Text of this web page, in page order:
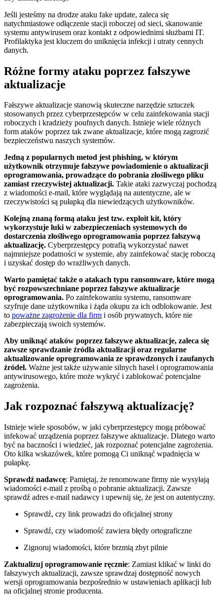
Jeśli jesteśmy na drodze ataku fake update, zaleca się
natychmiastowe odłączenie stacji roboczej od ‍sieci, skanowanie
systemu antywirusem ​oraz kontakt z odpowiednimi służbami IT.
Profilaktyka jest kluczem do uniknięcia infekcji i utraty cennych​
danych.
Różne formy ataku poprzez fałszywe
aktualizacje
Fałszywe aktualizacje stanowią‌ skuteczne narzędzie sztuczek
stosowanych przez⁢ cyberprzestępców w celu⁢ zainfekowania stacji
roboczych i kradzieży poufnych danych. Istnieje wiele różnych ​
form ataków‍ poprzez tak zwane aktualizacje, ‌które mogą zagrozić
bezpieczeństwu naszych systemów.
Jedną z popularnych metod​ jest phishing, w którym
użytkownik otrzymuje fałszywe powiadomienie o aktualizacji​
oprogramowania, prowadzące ‍do pobrania złośliwego pliku
zamiast rzeczywistej ‍aktualizacji. Takie ataki zazwyczaj⁣ pochodzą
​z wiadomości e-mail, które ​wyglądają na autentyczne,‍ ale w
rzeczywistości są pułapką⁤ dla niewiedzących użytkowników.
Kolejną znaną formą ataku jest tzw. exploit kit, który
wykorzystuje luki w zabezpieczeniach systemowych do
dostarczenia ⁤złośliwego oprogramowania poprzez fałszywą
aktualizację. Cyberprzestępcy potrafią wykorzystać nawet
najmniejsze podatności w systemie, aby zainfekować stację roboczą
i uzyskać dostęp do wrażliwych danych.
Warto pamiętać także o atakach typu ransomware,‌ które mogą
być rozpowszechniane poprzez fałszywe aktualizacje
oprogramowania. Po ⁤zainfekowaniu systemu, ransomware⁢
szyfruje⁣ dane użytkownika i żąda okupu za ich odblokowanie. Jest⁢
to poważne zagrożenie dla firm ‌ i osób prywatnych, które nie
zabezpieczają swoich systemów.
Aby uniknąć ataków poprzez fałszywe⁣ aktualizacje, ‌zaleca się
zawsze sprawdzanie ‌źródła aktualizacji oraz regularne
aktualizowanie oprogramowania ze sprawdzonych i zaufanych‍
źródeł. Ważne jest także‌ używanie silnych haseł i oprogramowania
antywirusowego, które może wykryć i zablokować potencjalne
zagrożenia.
Jak rozpoznać fałszywą aktualizację?
Istnieje wiele sposobów, w jaki‍ cyberprzestępcy mogą próbować
infekować urządzenia poprzez fałszywe aktualizacje. Dlatego ‍warto ​
być na baczności ⁤i wiedzieć, jak rozpoznać​ potencjalne zagrożenia.
Oto‍ kilka wskazówek, które pomogą Ci uniknąć wpadnięcia w
pułapkę.
Sprawdź nadawcę: Pamiętaj, że renomowane firmy⁢ nie wysyłają
wiadomości e-mail z prośbą o pobranie aktualizacji. ⁢Zawsze
sprawdź adres e-mail ⁣nadawcy i upewnij się, że jest on autentyczny.
Sprawdź, czy link prowadzi do oficjalnej strony
Sprawdź, czy wiadomość zawiera błędy ortograficzne
Zignoruj​ wiadomości,⁤ które ⁤brzmią‌ zbyt pilnie
Zaktualizuj oprogramowanie​ ręcznie: Zamiast klikać w linki do⁤
fałszywych aktualizacji, ⁢zawsze sprawdzaj dostępność nowych
wersji oprogramowania bezpośrednio ⁢w ustawieniach aplikacji lub
na⁣ oficjalnej stronie producenta.